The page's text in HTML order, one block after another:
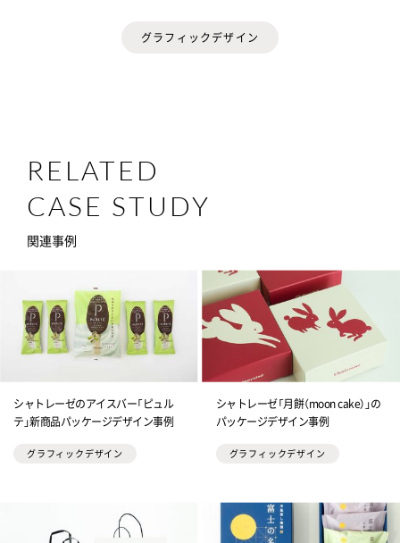
グラフィックデザイン
RELATED
CASE STUDY
関連事例
シャトレーゼのアイスバー「ピュル
テ」新商品パッケージデザイン事例
グラフィックデザイン
シャトレーゼ「月餅（moon cake）」の
パッケージデザイン事例
グラフィックデザイン